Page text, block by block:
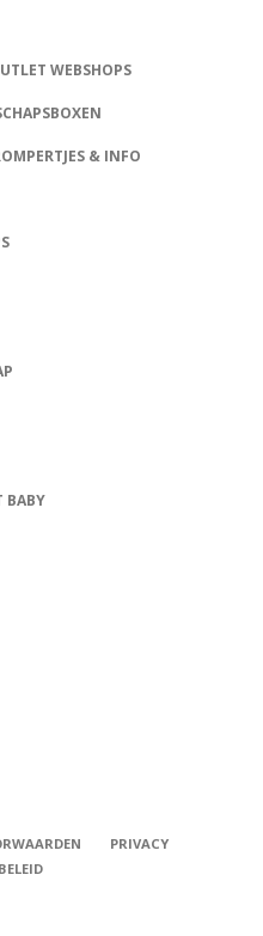
WEBSHOPS
& INFO
BABY
PRIVACY